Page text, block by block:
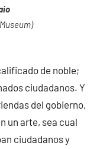
de noble;
ciudadanos. Y
del gobierno,
un arte, sea cual
ciudadanos y